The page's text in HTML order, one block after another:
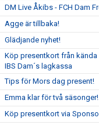
DM Live Åkibs - FCH Dam
Agge är tillbaka!
Glädjande nyhet!
Köp presentkort från
IBS Dam´s lagkassa
Tips för Mors dag present!
Emma klar för två säsonger!
Köp presentkort via